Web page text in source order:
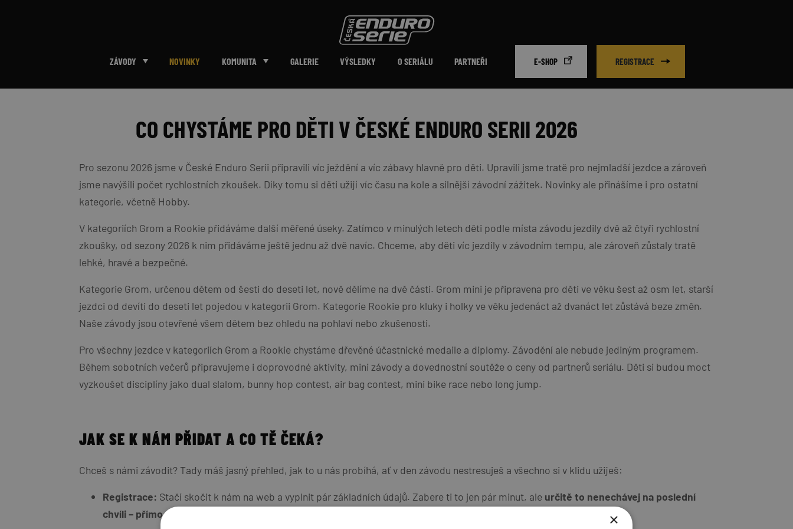
ZÁVODY NOVINKY KOMUNITA GALERIE VÝSLEDKY O SERIÁLU PARTNEŘI E-SHOP REGISTRACE
CO CHYSTÁME PRO DĚTI V ČESKÉ ENDURO SERII 2026
Pro sezonu 2026 jsme v České Enduro Serii připravili víc ježdění a víc zábavy hlavně pro děti. Upravili jsme tratě pro nejmladší jezdce a zároveň
jsme navýšili počet rychlostních zkoušek. Díky tomu si děti užijí víc času na kole a silnější závodní zážitek. Novinky ale přinášíme i pro ostatní
kategorie, včetně Hobby.
V kategoriích Grom a Rookie přidáváme další měřené úseky. Zatímco v minulých letech děti podle místa závodu jezdily dvě až čtyři rychlostní
zkoušky, od sezony 2026 k nim přidáváme ještě jednu až dvě navíc. Chceme, aby děti víc jezdily v závodním tempu, ale zároveň zůstaly tratě
lehké, hravé a bezpečné.
Kategorie Grom, určenou dětem od šesti do deseti let, nově dělíme na dvě části. Grom mini je připravena pro děti ve věku šest až osm let, starší
jezdci od devíti do deseti let pojedou v kategorii Grom. Kategorie Rookie pro kluky i holky ve věku jedenáct až dvanáct let zůstává beze změn.
Naše závody jsou otevřené všem dětem bez ohledu na pohlaví nebo zkušenosti.
Pro všechny jezdce v kategoriích Grom a Rookie chystáme dřevěné účastnické medaile a diplomy. Závodění ale nebude jediným programem.
Během sobotních večerů připravujeme i doprovodné aktivity, mini závody a dovednostní soutěže o ceny od partnerů seriálu. Děti si budou moct
vyzkoušet disciplíny jako dual slalom, bunny hop contest, air bag contest, mini bike race nebo long jump.
JAK SE K NÁM PŘIDAT A CO TĚ ČEKÁ?
Chceš s námi závodit? Tady máš jasný přehled, jak to u nás probíhá, ať v den závodu nestresuješ a všechno si v klidu užiješ:
Registrace: Stačí skočit k nám na web a vyplnit pár základních údajů. Zabere ti to jen pár minut, ale určitě to nenechávej na poslední
chvíli – přímo na místě už se totiž přihlásit nedá!
×